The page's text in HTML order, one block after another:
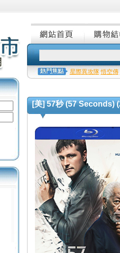
星際異攻隊 悟空傳
[美] 57秒 (57 Seconds)